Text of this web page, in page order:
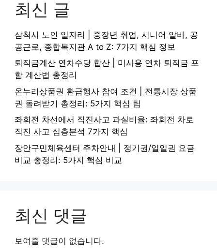
최신 글
삼척시 노인 일자리 | 중장년 취업, 시니어 알바, 공
공근로, 종합복지관 A to Z: 7가지 핵심 정보
퇴직금계산 연차수당 합산 | 미사용 연차 퇴직금 포
함 계산법 총정리
온누리상품권 환급행사 참여 조건 | 전통시장 상품
권 돌려받기 총정리: 5가지 핵심 팁
좌회전 차선에서 직진사고 과실비율: 좌회전 차로
직진 사고 심층분석 7가지 핵심
장안구민체육센터 주차안내 | 정기권/일일권 요금
비교 총정리: 5가지 핵심 비교
최신 댓글
보여줄 댓글이 없습니다.